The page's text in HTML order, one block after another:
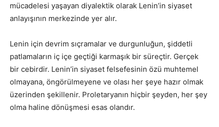
mücadelesi yaşayan diyalektik olarak Lenin’in siyaset
anlayışının merkezinde yer alır.
Lenin için devrim sıçramalar ve durgunluğun, şiddetli
patlamaların iç içe geçtiği karmaşık bir süreçtir. Gerçek
bir cebirdir. Lenin’in siyaset felsefesinin özü muhtemel
olmayana, öngörülmeyene ve olası her şeye hazır olmak
üzerinden şekillenir. Proletaryanın hiçbir şeyden, her şey
olma haline dönüşmesi esas olandır.